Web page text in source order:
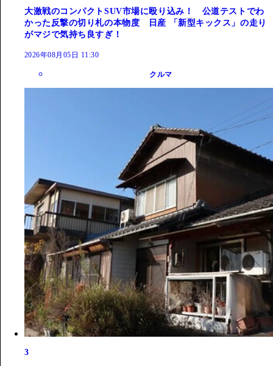
大激戦のコンパクトSUV市場に殴り込み！ 公道テストでわ
かった反撃の切り札の本物度 日産 「新型キックス」の走り
がマジで気持ち良すぎ！
2026年08月05日 11:30
クルマ
3